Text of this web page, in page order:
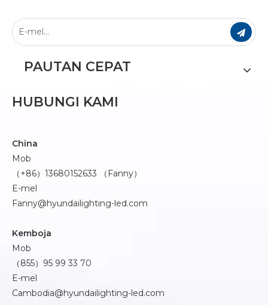
PAUTAN CEPAT
HUBUNGI KAMI
China
Mob
（+86）13680152633 （Fanny）
E-mel
Fanny@hyundailighting-led.com
Kemboja
Mob
（855）95 99 33 70
E-mel
Cambodia@hyundailighting-led.com